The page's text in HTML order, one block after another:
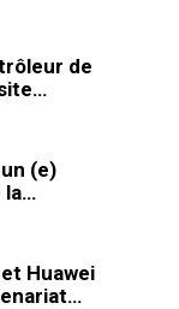
de
(e)
la…
Huawei